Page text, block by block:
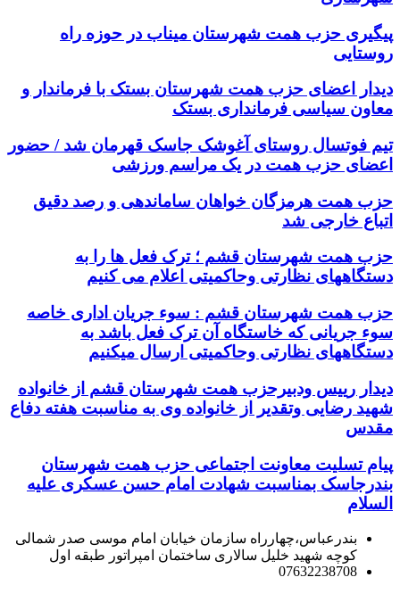
پیگیری حزب همت شهرستان میناب در حوزه راه
روستایی
دیدار اعضای حزب همت شهرستان بستک با فرماندار و
معاون سیاسی فرمانداری بستک
تیم فوتسال روستای آغوشک جاسک قهرمان شد / حضور
اعضای حزب همت در یک مراسم ورزشی
حزب همت هرمزگان خواهان ساماندهی و رصد دقیق
اتباع خارجی شد
حزب همت شهرستان قشم ؛ ترک فعل ها را به
دستگاههای نظارتی وحاکمیتی اعلام می کنیم
حزب همت شهرستان قشم : سوء جریان اداری خاصه
سوء جریانی که خاستگاه آن ترک فعل باشد به
دستگاههای نظارتی وحاکمیتی ارسال میکنیم
دیدار رییس ودبیرحزب همت شهرستان قشم از خانواده
شهید رضایی وتقدیر از خانواده وی به مناسبت هفته دفاع
مقدس
پیام تسلیت معاونت اجتماعی حزب همت شهرستان
بندرجاسک بمناسبت شهادت امام حسن عسکری علیه
السلام
بندرعباس،چهارراه سازمان خیابان امام موسی صدر شمالی
کوچه شهید خلیل سالاری ساختمان امپراتور طبقه اول
07632238708